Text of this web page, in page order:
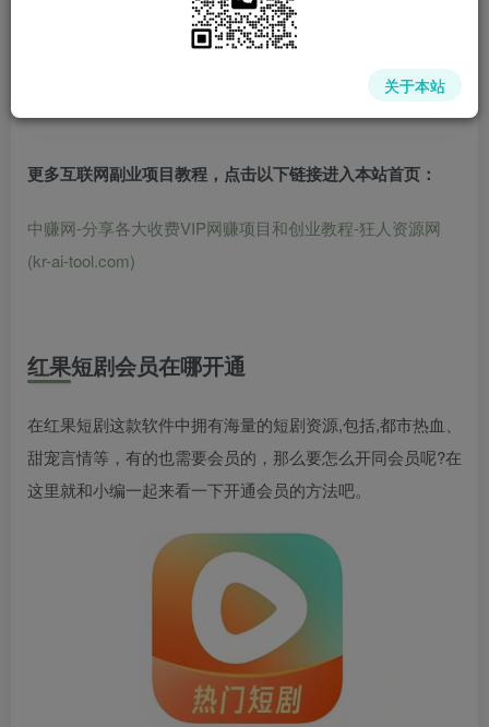
链接进入本站首页：
中赚网 - 分享各大收费VIP网赚项目和创业教程 - 狂人资源
更多互联网副业项目教程，点击以下链接进入本站首页 ：
中赚网-分享各大收费VIP网赚项目和创业教程-狂人资源网
(kr-ai-tool.com)
红果短剧会员在哪开通
在红果短剧这款软件中拥有海量的短剧资源,包括,都市热血、
甜宠言情等，有的也需要会员的，那么要怎么开同会员呢?在
这里就和小编一起来看一下开通会员的方法吧。
关于本站